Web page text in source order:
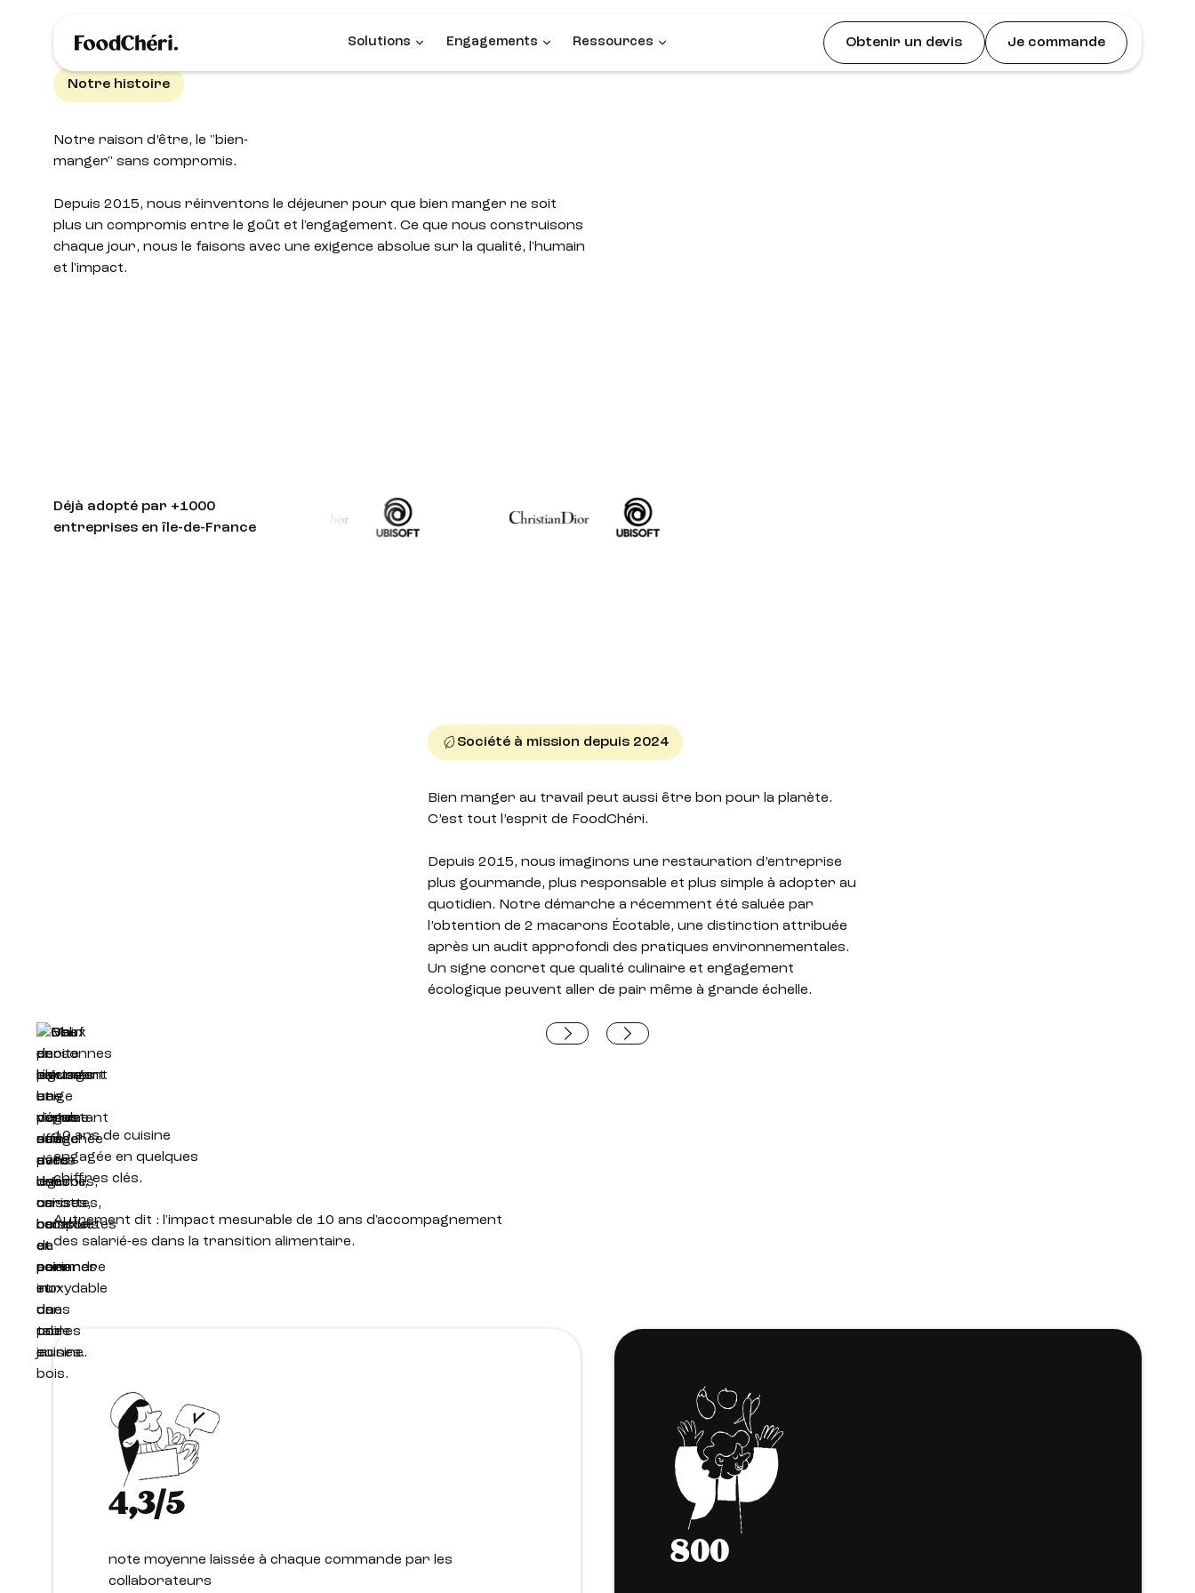
Solutions Engagements Ressources Obtenir un devis Je commande
Notre histoire
Notre raison d’être, le "bien-
manger" sans compromis.
Depuis 2015, nous réinventons le déjeuner pour que bien manger ne soit
plus un compromis entre le goût et l'engagement. Ce que nous construisons
chaque jour, nous le faisons avec une exigence absolue sur la qualité, l'humain
et l'impact.
Déjà adopté par +1000
entreprises en île-de-France
Société à mission depuis 2024
Bien manger au travail peut aussi être bon pour la planète.
C’est tout l’esprit de FoodChéri.
Depuis 2015, nous imaginons une restauration d’entreprise
plus gourmande, plus responsable et plus simple à adopter au
quotidien. Notre démarche a récemment été saluée par
l’obtention de 2 macarons Écotable, une distinction attribuée
après un audit approfondi des pratiques environnementales.
Un signe concret que qualité culinaire et engagement
écologique peuvent aller de pair même à grande échelle.
10 ans de cuisine
engagée en quelques
chiffres clés.
Autrement dit : l'impact mesurable de 10 ans d'accompagnement
des salarié-es dans la transition alimentaire.
4,3/5
note moyenne laissée à chaque commande par les
collaborateurs
800